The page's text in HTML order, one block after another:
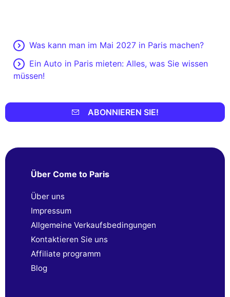
Was kann man im Mai 2027 in Paris machen?
Ein Auto in Paris mieten: Alles, was Sie wissen
müssen!
ABONNIEREN SIE!
Über Come to Paris
Über uns
Impressum
Allgemeine Verkaufsbedingungen
Kontaktieren Sie uns
Affiliate programm
Blog